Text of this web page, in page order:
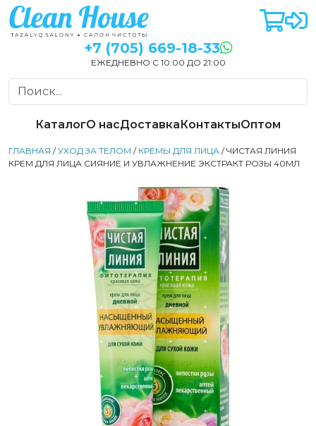
+7 (705) 669-18-33
ЕЖЕДНЕВНО С 10:00 ДО 21:00
КаталогО насДоставкаКонтактыОптом
ГЛАВНАЯ /УХОД ЗА ТЕЛОМ / КРЕМЫ ДЛЯ ЛИЦА / ЧИСТАЯ ЛИНИЯ
КРЕМ ДЛЯ ЛИЦА СИЯНИЕ И УВЛАЖНЕНИЕ ЭКСТРАКТ РОЗЫ 40МЛ